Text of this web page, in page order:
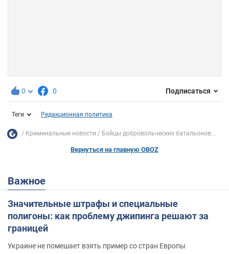
0 0 Подписаться
Теги Редакционная политика
Криминальные новости Бойцы добровольческих батальонов...
Вернуться на главную OBOZ
Важное
Значительные штрафы и специальные
полигоны: как проблему джипинга решают за
границей
Украине не помешает взять пример со стран Европы